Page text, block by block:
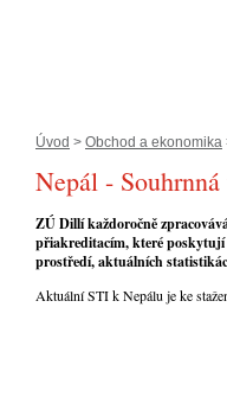
Úvod > Obchod a ekonomika
Nepál -
ZÚ Dillí každoročně
přiakreditacím, které poskytují
prostředí, aktuálních
Aktuální STI k Nepálu je ke